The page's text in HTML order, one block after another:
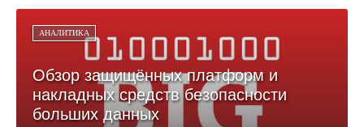
АНАЛИТИКА
Обзор защищённых платформ и
накладных средств безопасности
больших данных